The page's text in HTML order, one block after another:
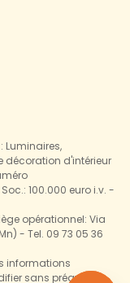
Luminaires,
décoration d'intérieur
100.000 euro i.v. -
opérationnel: Via
- Tel. 09 73 05 36
informations
sans préavis.